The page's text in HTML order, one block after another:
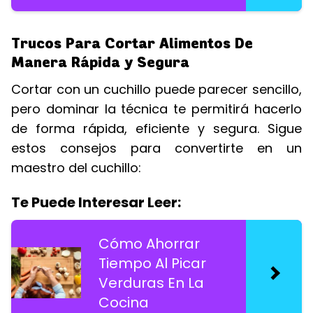
Trucos Para Cortar Alimentos De
Manera Rápida y Segura
Cortar con un cuchillo puede parecer sencillo,
pero dominar la técnica te permitirá hacerlo
de forma rápida, eficiente y segura. Sigue
estos consejos para convertirte en un
maestro del cuchillo:
Te Puede Interesar Leer:
Cómo Ahorrar
Tiempo Al Picar
Verduras En La
Cocina